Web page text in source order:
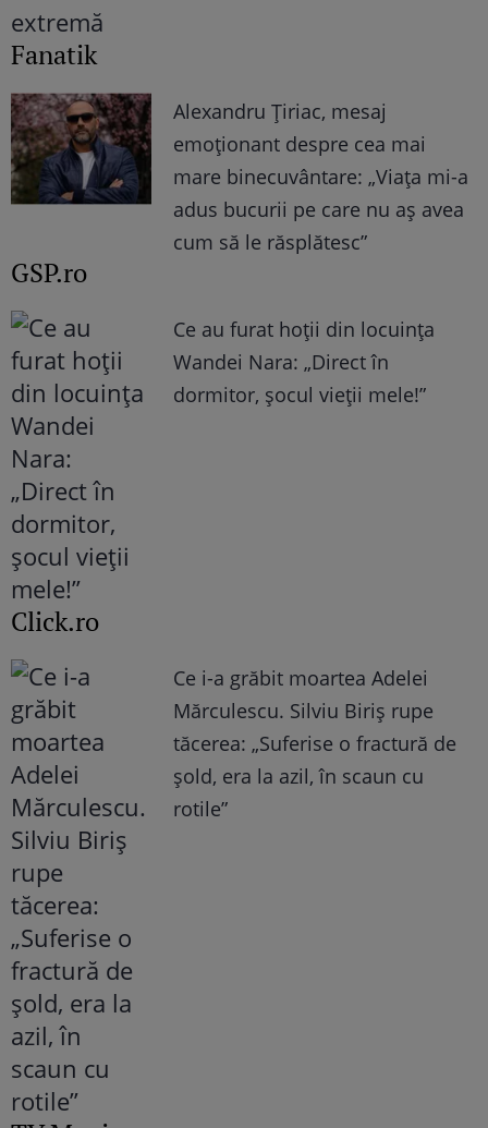
Fanatik
Alexandru Țiriac, mesaj
emoționant despre cea mai
mare binecuvântare: „Viața mi-a
adus bucurii pe care nu aș avea
cum să le răsplătesc”
GSP.ro
Ce au furat hoții din locuința
Wandei Nara: „Direct în
dormitor, șocul vieții mele!”
Click.ro
Ce i-a grăbit moartea Adelei
Mărculescu. Silviu Biriș rupe
tăcerea: „Suferise o fractură de
șold, era la azil, în scaun cu
rotile”